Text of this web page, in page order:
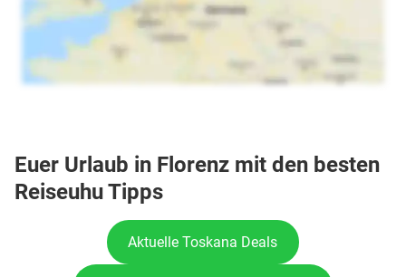
Euer Urlaub in Florenz mit den besten
Reiseuhu Tipps
Aktuelle Toskana Deals